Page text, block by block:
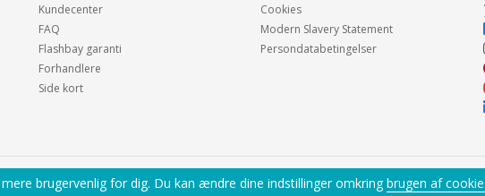
Kundecenter
FAQ
Flashbay garanti
Forhandlere
Side kort
Cookies
Modern Slavery Statement
Persondatabetingelser
brugervenlig for dig. Du kan ændre dine indstillinger omkring brugen af